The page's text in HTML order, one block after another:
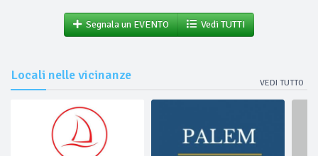
Segnala un EVENTO Vedi TUTTI
Locali nelle vicinanze
VEDI TUTTO